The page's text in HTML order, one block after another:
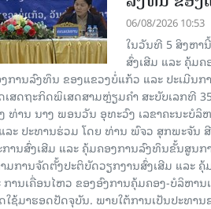
06/08/2026 10:53
ໃນວັນທີ 5 ສິງຫາ
ສົ່ງເສີມ ແລະ ຄຸ້ມ
ການລົງທຶນ ຂອງແຂວງບໍ່ແກ້ວ ແລະ ປະເມີນ
ເສດຖະກິດພິເສດສາມຫຼ່ຽມຄຳ ສະບັບເລກທີ
ທ່ານ ນາງ ພອນວັນ ອຸທະວົງ ເລຂາຄະນະບໍ
ລະ ປະທານຮ່ວມ ໂດຍ ທ່ານ ພົຈວ ສຸກພະຈັນ
ການສົ່ງເສີມ ແລະ ຄຸ້ມຄອງການລົງທຶນຂັ້ນສູນ
ມການຈັດຕັ້ງປະຕິບັດວຽກງານສົ່ງເສີມ ແລະ
ການເຄື່ອນໄຫວ ຂອງອົງການຄຸ້ມຄອງ-ບໍລິຫາ
ໃຊ້ມາຮອດປັດຈຸບັນ. ພາຍໃຕ້ການເປັນປະທ